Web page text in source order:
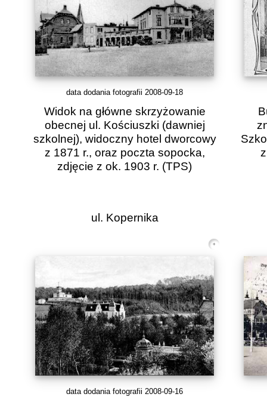
data dodania fotografii 2008-09-18
Widok na główne skrzyżowanie
obecnej ul. Kościuszki (dawniej
szkolnej), widoczny hotel dworcowy
z 1871 r., oraz poczta sopocka,
zdjęcie z ok. 1903 r. (TPS)
ul. Kopernika
data dodania fotografii 2008-09-16